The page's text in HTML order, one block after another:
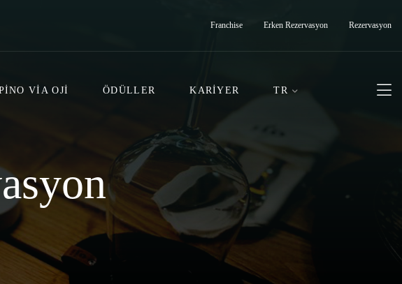
Franchise Erken Rezervasyon Rezervasyon
VIA OJI ÖDÜLLER KARIYER TR